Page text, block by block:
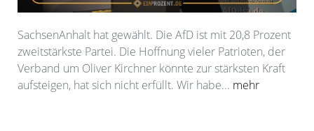
SachsenAnhalt hat gewählt. Die AfD ist mit 20,8 Prozent
zweitstärkste Partei. Die Hoffnung vieler Patrioten, der
Verband um Oliver Kirchner könnte zur stärksten Kraft
aufsteigen, hat sich nicht erfüllt. Wir habe... mehr